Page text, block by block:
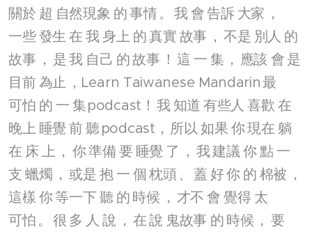
關於 超 自然現象 的事情 。 我 會告訴 大家 ，
一些 發生 在 我 身上 的真實 故事 ， 不是 別人 的
故事 ， 是我 自己 的故事 ！ 這 一 集 ， 應該 會 是
目前 為止 ，Learn Taiwanese Mandarin最
可怕 的 一 集podcast！ 我 知道 有些人 喜歡 在
晚上 睡覺 前 聽podcast， 所以如果 你現在 躺
在 床 上 ， 你準備要 睡覺 了 ， 我建議你點 一
支 蠟燭 ， 或是 抱 一 個 枕頭、 蓋 好你 的 棉被 ，
這樣 你等一下 聽 的 時候 ， 才不 會 覺得 太
可怕 。 很 多 人 說 ， 在說 鬼故事 的 時候 ， 要